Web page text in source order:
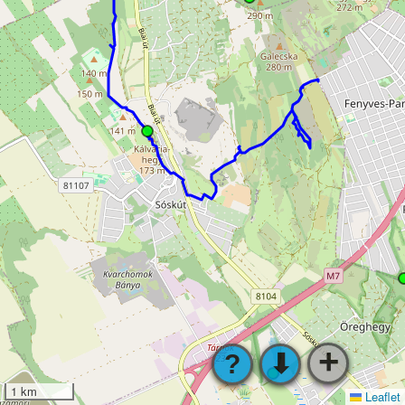
1 km Leaflet
? ⬇ +